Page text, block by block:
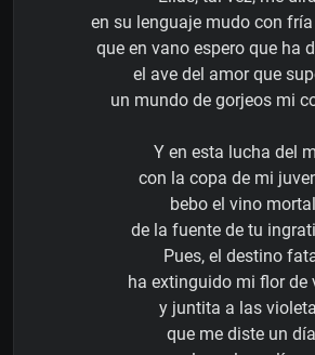
en su lenguaje mudo con
que en vano espero que ha
el ave del amor que
un mundo de gorjeos mi
Y en esta lucha del
con la copa de mi
bebo el vino mortal
de la fuente de tu
Pues, el destino
ha extinguido mi flor de
y juntita a las
que me diste un